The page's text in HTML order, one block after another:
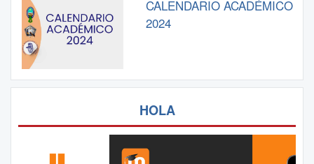
CALENDARIO ACADÉMICO
2024
HOLA